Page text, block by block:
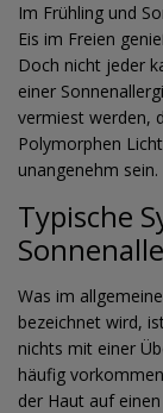
Im Frühling und
Eis im Freien
Doch nicht jeder
einer
vermiest werden,
Polymorphen
unangenehm sein.
Typische
Was im
bezeichnet wird,
nichts mit einer
häufig
der Haut auf